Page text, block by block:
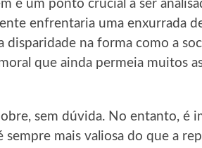
é um ponto crucial a ser
enfrentaria uma enxurrada
disparidade na forma como a
que ainda permeia muitos
sem dúvida. No entanto, é
mais valiosa do que a